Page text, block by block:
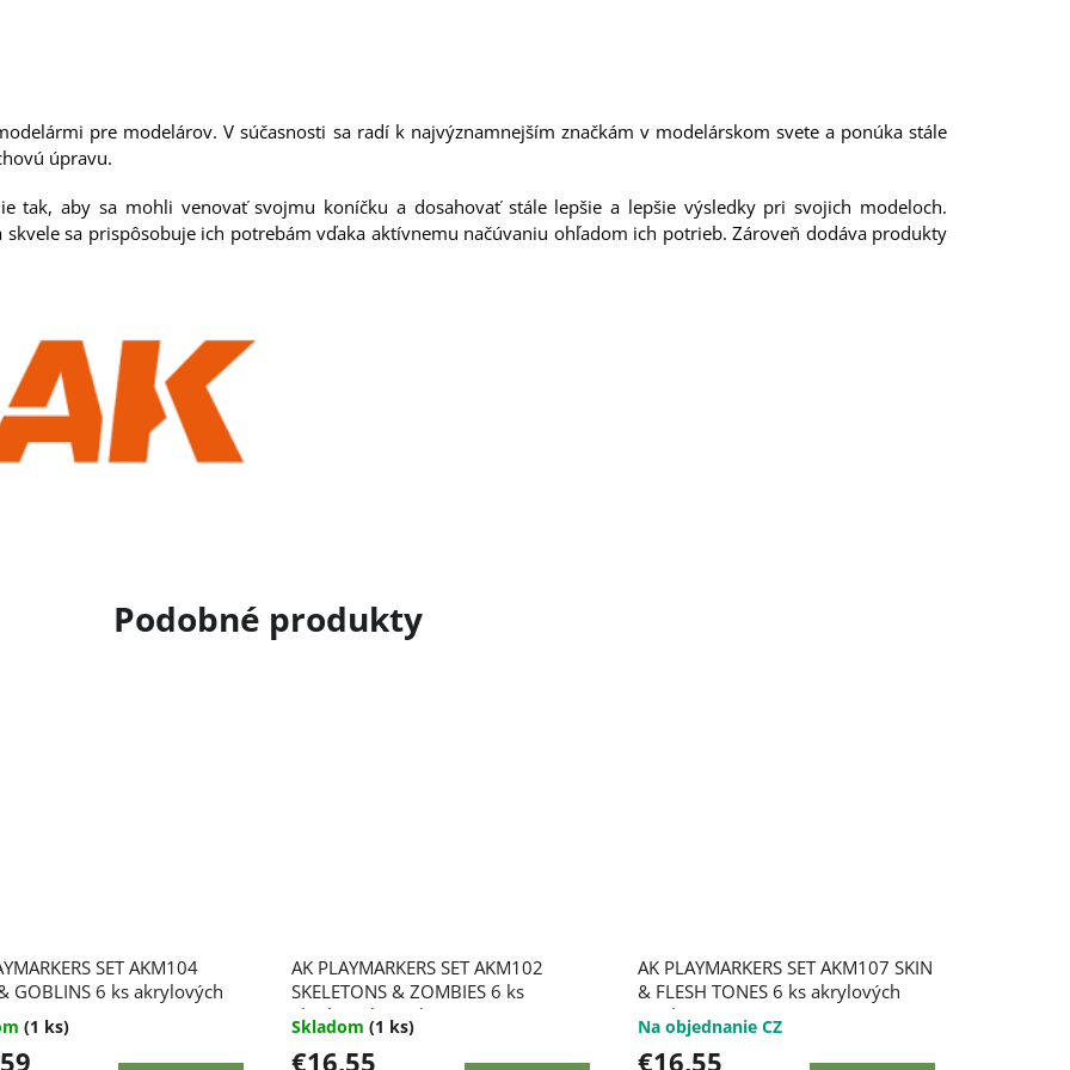
SET AKM104
GOBLINS 6 ks akrylových
(1 ks)
AK PLAYMARKERS SET AKM102
SKELETONS & ZOMBIES 6 ks
akrylových markerov
Skladom (1 ks)
€16,55
AK PLAYMARKERS SET AKM107 SKIN
& FLESH TONES 6 ks akrylových
markerov
Na objednanie CZ
€16,55
pre modelárov. V súčasnosti sa radí k najvýznamnejším značkám v modelárskom svete a ponúka stále
úpravu.
tak, aby sa mohli venovať svojmu koníčku a dosahovať stále lepšie a lepšie výsledky pri svojich modeloch.
sa prispôsobuje ich potrebám vďaka aktívnemu načúvaniu ohľadom ich potrieb. Zároveň dodáva produkty